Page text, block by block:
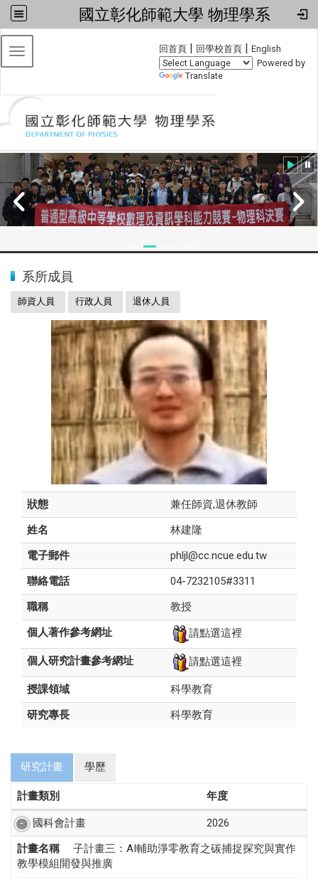
國立彰化師範大學 物理學系
回首頁 | 回學校首頁 | English
Powered by
Translate
Toggle navigation
系所成員
師資人員 行政人員 退休人員
狀態
兼任師資,退休教師
姓名
林建隆
電子郵件
phljl@cc.ncue.edu.tw
聯絡電話
04-7232105#3311
職稱
教授
個人著作參考網址
請點選這裡
個人研究計畫參考網址 請點選這裡
授課領域
科學教育
研究專長
科學教育
研究計畫 學歷
計畫類別 年度
國科會計畫
2026
計畫名稱
子計畫三：AI輔助淨零教育之碳捕捉探究與實作
教學模組開發與推廣